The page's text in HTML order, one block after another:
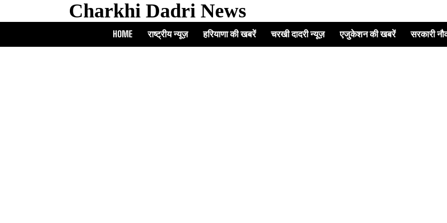
Charkhi Dadri News
HOME राष्ट्रीय न्यूज़ हरियाणा की खबरें चरखी दादरी न्यूज़ एजुकेशन की खबरें सरकारी